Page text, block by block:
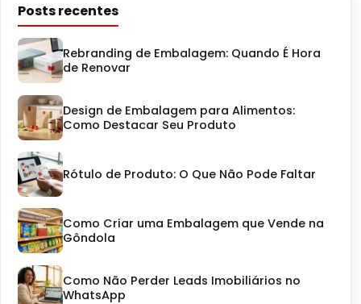
Posts recentes
Rebranding de Embalagem: Quando É Hora
de Renovar
Design de Embalagem para Alimentos:
Como Destacar Seu Produto
Rótulo de Produto: O Que Não Pode Faltar
Como Criar uma Embalagem que Vende na
Gôndola
Como Não Perder Leads Imobiliários no
WhatsApp